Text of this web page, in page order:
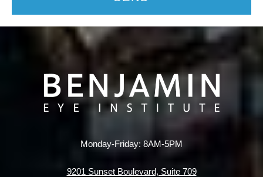
Monday-Friday: 8AM-5PM
9201 Sunset Boulevard, Suite 709